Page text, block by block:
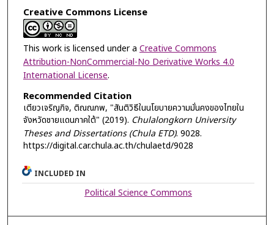
Creative Commons License
This work is licensed under a Creative Commons
Attribution-NonCommercial-No Derivative Works 4.0
International License.
Recommended Citation
เตียวเจริญกิจ, ติณณภพ, "สันติวิธีในนโยบายความมั่นคงของไทยใน
จังหวัดชายแดนภาคใต้" (2019). Chulalongkorn University
Theses and Dissertations (Chula ETD). 9028.
https://digital.car.chula.ac.th/chulaetd/9028
INCLUDED IN
Political Science Commons